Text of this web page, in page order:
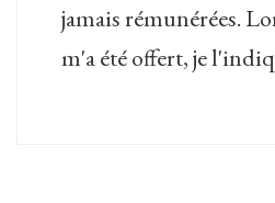
jamais rémunérées.
m'a été offert, je